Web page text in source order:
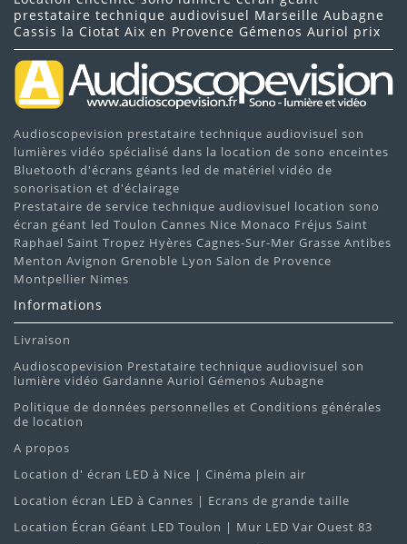
prestataire technique audiovisuel Marseille Aubagne
Cassis la Ciotat Aix en Provence Gémenos Auriol prix
Audioscopevision prestataire technique audiovisuel son
lumières vidéo spécialisé dans la location de sono enceintes
Bluetooth d'écrans géants led de matériel vidéo de
sonorisation et d'éclairage
Prestataire de service technique audiovisuel location sono
écran géant led Toulon Cannes Nice Monaco Fréjus Saint
Raphael Saint Tropez Hyères Cagnes-Sur-Mer Grasse Antibes
Menton Avignon Grenoble Lyon Salon de Provence
Montpellier Nimes
Informations
Livraison
Audioscopevision Prestataire technique audiovisuel son
lumière vidéo Gardanne Auriol Gémenos Aubagne
Politique de données personnelles et Conditions générales
de location
A propos
Location d' écran LED à Nice | Cinéma plein air
Location écran LED à Cannes | Ecrans de grande taille
Location Écran Géant LED Toulon | Mur LED Var Ouest 83